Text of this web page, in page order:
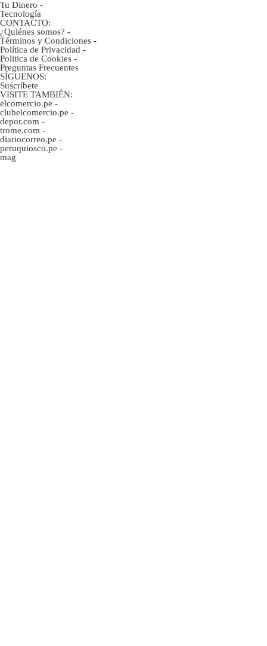
Tu Dinero -
Tecnología
CONTACTO:
¿Quiénes somos? -
Términos y Condiciones -
Política de Privacidad -
Politica de Cookies -
Preguntas Frecuentes
SÍGUENOS:
Suscríbete
VISITE TAMBIÉN:
elcomercio.pe -
clubelcomercio.pe -
depor.com -
trome.com -
diariocorreo.pe -
peruquiosco.pe -
mag